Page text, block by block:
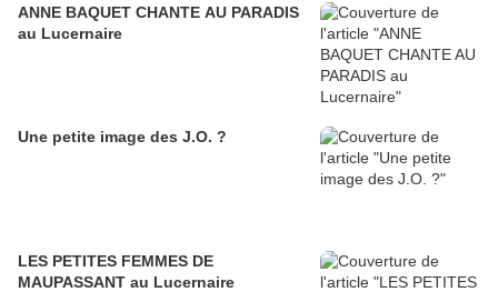
ANNE BAQUET CHANTE AU PARADIS
au Lucernaire
Une petite image des J.O. ?
LES PETITES FEMMES DE
MAUPASSANT au Lucernaire